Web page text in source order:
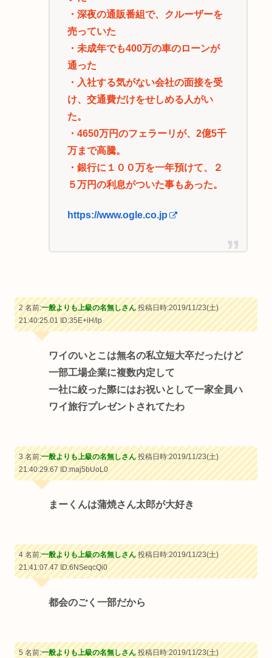
・深夜の通販番組で、クルーザーを
売っていた
・未成年でも400万の車のローンが
通った
・入社する気がない会社の面接を受
け、交通費だけをせしめる人がい
た。
・4650万円のフェラーリが、2億5千
万まで高騰。
・銀行に１００万を一年預けて、２
５万円の利息がついた事もあった。
https://www.ogle.co.jp
2 名前:一般よりも上級の名無しさん投稿日時:2019/11/23(土)
21:40:25.01ID:35E+iH/lp
ワイのいとこは無名の私立短大卒だったけど
一部工場企業に複数内定して
一社に絞った際にはお祝いとして一家全員ハ
ワイ旅行プレゼントされてたわ
3 名前:一般よりも上級の名無しさん投稿日時:2019/11/23(土)
21:40:29.67ID:maj5bUoL0
まーくんは蒲焼さん太郎が大好き
4 名前:一般よりも上級の名無しさん投稿日時:2019/11/23(土)
21:41:07.47ID:6NSeqcQi0
都会のごく一部だから
5 名前:一般よりも上級の名無しさん投稿日時:2019/11/23(土)